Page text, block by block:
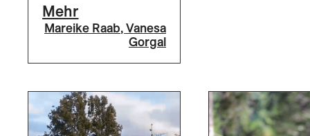
Mehr
Mareike Raab,Vanesa
Gorgal